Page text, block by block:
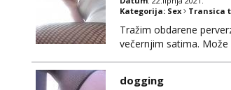
Kategorija: Sex Transica
Tražim obdarene
večernjim satima.
dogging